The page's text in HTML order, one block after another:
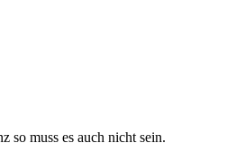
so muss es auch nicht sein.